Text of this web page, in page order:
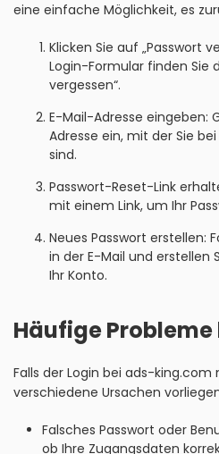
eine einfache Möglichkeit, es
Klicken Sie auf „Passwort
Login-Formular finden Sie
vergessen“.
E-Mail-Adresse eingeben:
Adresse ein, mit der Sie
sind.
Passwort-Reset-Link
mit einem Link, um Ihr
Neues Passwort erstellen:
in der E-Mail und erstellen
Ihr Konto.
Häufige Probleme
Falls der Login bei ads-
verschiedene Ursachen
Falsches Passwort oder
ob Ihre Zugangsdaten